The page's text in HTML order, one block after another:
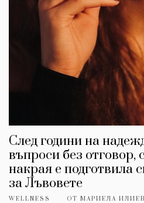
След години на
въпроси без отговор,
накрая е подготвила
за Лъвовете
WELLNESS ОТ МАРИЕЛА